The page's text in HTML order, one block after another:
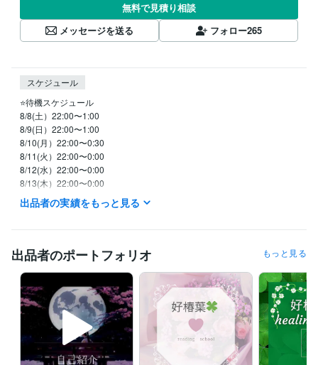
無料で見積り相談
メッセージを送る
フォロー265
スケジュール
⭐️待機スケジュール
8/8(土）22:00〜1:00
8/9(日）22:00〜1:00
8/10(月）22:00〜0:30
8/11(火）22:00〜0:00
8/12(水）22:00〜0:00
8/13(木）22:00〜0:00
8/７(金）22:00〜1:30
※待機開始時間は前後することがあります。
⭐️メッセージいただけたら優先いたします
⭐️平日は、基本的に
２２：００以降からの待機です
⭐️土日祝は、イレギュラーに対応です
⭐️待機中はお問い合わせなくお電話可能です！
⭐️チャットは基本的に回数での
カウントとさせていただきます。
出品者の実績をもっと見る
出品者のポートフォリオ もっと見る